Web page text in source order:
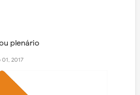
plenário
2017